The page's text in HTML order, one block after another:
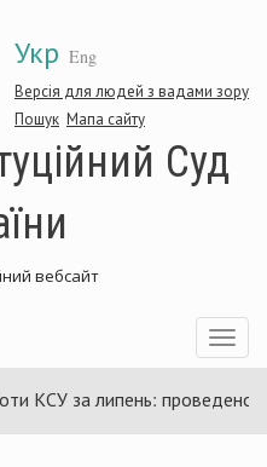
Укр Eng
Версія для людей з вадами зору
Пошук Мапа сайту
Суд
вебсайт
Toggle
КСУ за липень: проведено 94